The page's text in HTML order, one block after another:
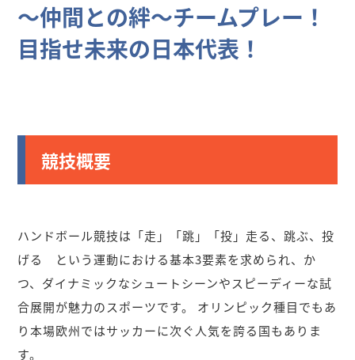
～仲間との絆～チームプレー！
目指せ未来の日本代表！
競技概要
ハンドボール競技は「走」「跳」「投」走る、跳ぶ、投
げる という運動における基本3要素を求められ、か
つ、ダイナミックなシュートシーンやスピーディーな試
合展開が魅力のスポーツです。 オリンピック種目でもあ
り本場欧州ではサッカーに次ぐ人気を誇る国もありま
す。